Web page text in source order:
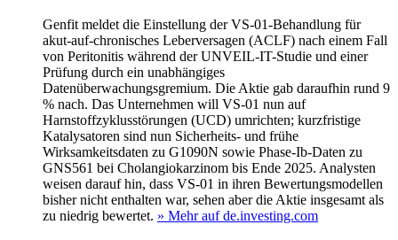
Genfit meldet die Einstellung der VS-01-Behandlung für
akut-auf-chronisches Leberversagen (ACLF) nach einem Fall
von Peritonitis während der UNVEIL-IT-Studie und einer
Prüfung durch ein unabhängiges
Datenüberwachungsgremium. Die Aktie gab daraufhin rund 9
% nach. Das Unternehmen will VS-01 nun auf
Harnstoffzyklusstörungen (UCD) umrichten; kurzfristige
Katalysatoren sind nun Sicherheits- und frühe
Wirksamkeitsdaten zu G1090N sowie Phase-Ib-Daten zu
GNS561 bei Cholangiokarzinom bis Ende 2025. Analysten
weisen darauf hin, dass VS-01 in ihren Bewertungsmodellen
bisher nicht enthalten war, sehen aber die Aktie insgesamt als
zu niedrig bewertet. » Mehr auf de.investing.com